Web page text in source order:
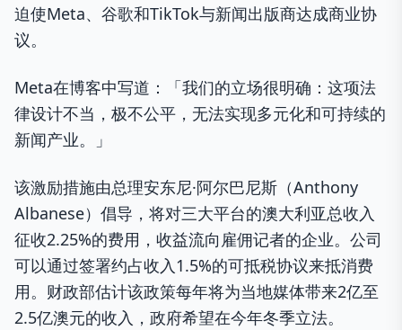
迫使Meta、谷歌和TikTok与新闻出版商达成商业协
议。
Meta在博客中写道：「我们的立场很明确：这项法
律设计不当，极不公平，无法实现多元化和可持续的
新闻产业。」
该激励措施由总理安东尼·阿尔巴尼斯（Anthony
Albanese）倡导，将对三大平台的澳大利亚总收入
征收2.25%的费用，收益流向雇佣记者的企业。公司
可以通过签署约占收入1.5%的可抵税协议来抵消费
用。财政部估计该政策每年将为当地媒体带来2亿至
2.5亿澳元的收入，政府希望在今年冬季立法。